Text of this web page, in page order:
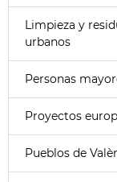
Limpieza y
urbanos
Personas
Proyectos
Pueblos de